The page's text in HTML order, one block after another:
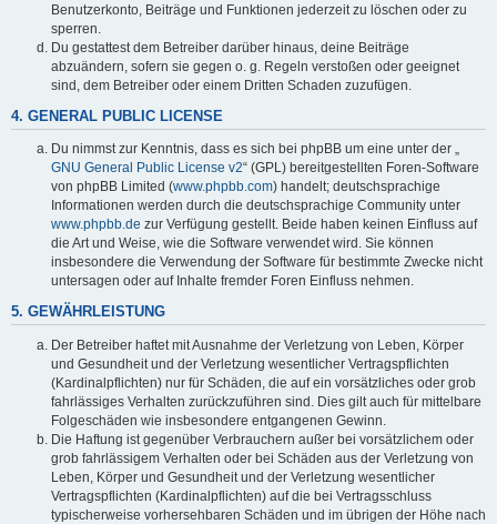
Benutzerkonto, Beiträge und Funktionen jederzeit zu löschen oder zu
sperren.
Du gestattest dem Betreiber darüber hinaus, deine Beiträge
abzuändern, sofern sie gegen o. g. Regeln verstoßen oder geeignet
sind, dem Betreiber oder einem Dritten Schaden zuzufügen.
4. GENERAL PUBLIC LICENSE
Du nimmst zur Kenntnis, dass es sich bei phpBB um eine unter der „
GNU General Public License v2“ (GPL) bereitgestellten Foren-Software
von phpBB Limited (www.phpbb.com) handelt; deutschsprachige
Informationen werden durch die deutschsprachige Community unter
www.phpbb.de zur Verfügung gestellt. Beide haben keinen Einfluss auf
die Art und Weise, wie die Software verwendet wird. Sie können
insbesondere die Verwendung der Software für bestimmte Zwecke nicht
untersagen oder auf Inhalte fremder Foren Einfluss nehmen.
5. GEWÄHRLEISTUNG
Der Betreiber haftet mit Ausnahme der Verletzung von Leben, Körper
und Gesundheit und der Verletzung wesentlicher Vertragspflichten
(Kardinalpflichten) nur für Schäden, die auf ein vorsätzliches oder grob
fahrlässiges Verhalten zurückzuführen sind. Dies gilt auch für mittelbare
Folgeschäden wie insbesondere entgangenen Gewinn.
Die Haftung ist gegenüber Verbrauchern außer bei vorsätzlichem oder
grob fahrlässigem Verhalten oder bei Schäden aus der Verletzung von
Leben, Körper und Gesundheit und der Verletzung wesentlicher
Vertragspflichten (Kardinalpflichten) auf die bei Vertragsschluss
typischerweise vorhersehbaren Schäden und im übrigen der Höhe nach